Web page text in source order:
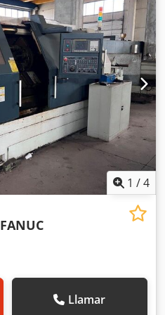
la información sobre
se proporciona sin garantía.
usada, excluyendo
mencionados, así
adicionales.
1 /4
Llamar